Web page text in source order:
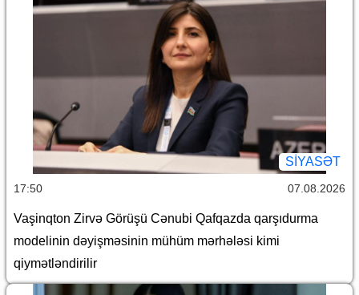
SİYASƏT
17:50 07.08.2026
Vaşinqton Zirvə Görüşü Cənubi Qafqazda qarşıdurma
modelinin dəyişməsinin mühüm mərhələsi kimi
qiymətləndirilir